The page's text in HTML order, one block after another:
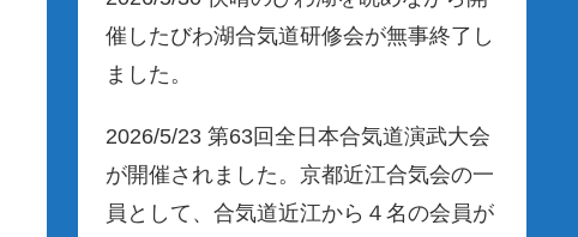
催したびわ湖合気道研修会が無事終了し
ました。
2026/5/23 第63回全日本合気道演武大会
が開催されました。京都近江合気会の一
員として、合気道近江から４名の会員が